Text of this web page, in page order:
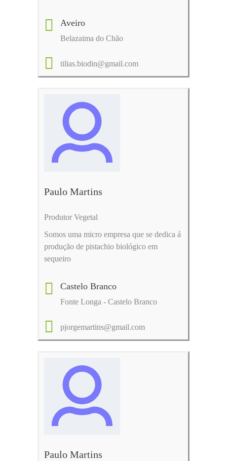
Aveiro
Belazaima do Chão
tilias.biodin@gmail.com
Paulo Martins
Produtor Vegetal
Somos uma micro empresa que se dedica á
produção de pistachio biológico em
sequeiro
Castelo Branco
Fonte Longa - Castelo Branco
pjorgemartins@gmail.com
Paulo Martins